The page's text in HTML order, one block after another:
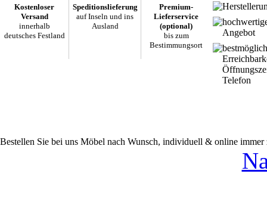
Kostenloser
Versand
innerhalb
deutsches Festland
Speditionslieferung
auf Inseln und ins
Ausland
Premium-
Lieferservice
(optional)
bis zum
Bestimmungsort
Angebot
Telefon
Bestellen Sie bei uns Möbel nach Wunsch, individuell & online immer